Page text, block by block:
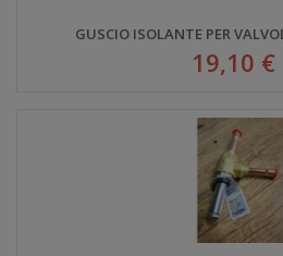
GUSCIO ISOLANTE PER
19,10 €